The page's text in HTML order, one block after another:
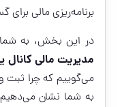
برنامه‌ریزی مالی
در این بخش، به
مدیریت مالی کانال
می‌گوییم که چرا
به شما نشان می‌دهیم